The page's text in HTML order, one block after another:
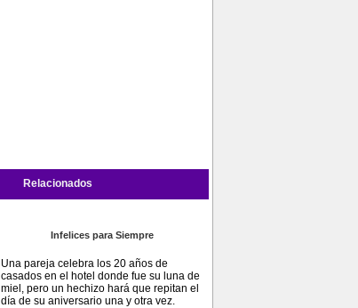
Relacionados
Infelices para Siempre
Una pareja celebra los 20 años de
casados en el hotel donde fue su luna de
miel, pero un hechizo hará que repitan el
día de su aniversario una y otra vez.